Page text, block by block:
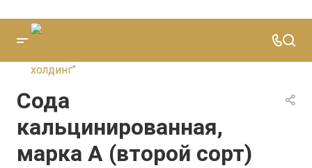
Сода
кальцинированная,
марка А (второй сорт)